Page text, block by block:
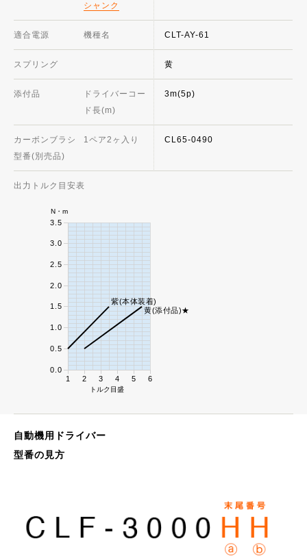
シャンク
適合電源 機種名
スプリング
添付品
ドライバーコー
ド長(m)
カーボンブラシ
型番(別売品)
1ペア2ヶ入り
出力トルク目安表
CLT-AY-61
黄
3m(5p)
CL65-0490
1 2 3 4 5 6
トルク目盛
0.0
0.5
1.0
1.5
2.0
2.5
3.0
3.5
N・m
紫(本体装着)
黄(添付品)★
自動機用ドライバー
型番の見方